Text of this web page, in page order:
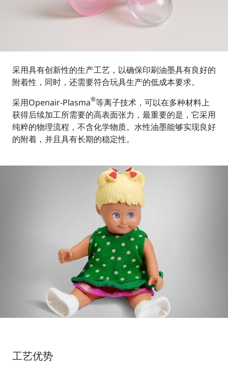
采用具有创新性的生产工艺，以确保印刷油墨具有良好的
附着性，同时，还需要符合玩具生产的低成本要求。
采用Openair-Plasma®等离子技术，可以在多种材料上
获得后续加工所需要的高表面张力，最重要的是，它采用
纯粹的物理流程，不含化学物质。水性油墨能够实现良好
的附着，并且具有长期的稳定性。
工艺优势